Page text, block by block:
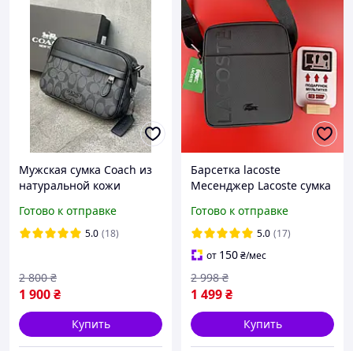
Мужская сумка Coach из
натуральной кожи
коробкой и пыльником в
подарок
Готово к отправке
5.0 (18)
1 900₴
2 800 ₴
Купить
Барсетка lacoste
Месенджер Lacoste сумка
Готово к отправке
5.0 (17)
от 150₴/мес
1 499₴
2 998 ₴
Купить